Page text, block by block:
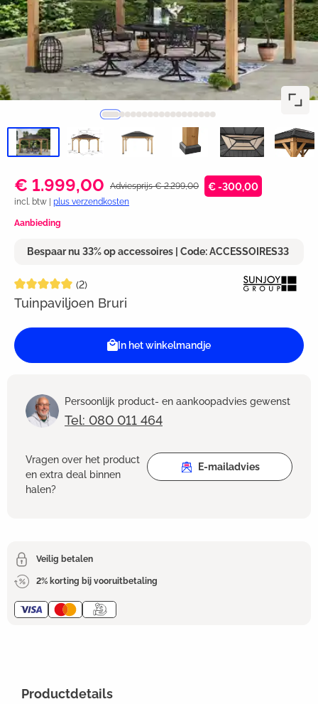
€ 1.999,00 Adviesprijs € 2.299,00 € -300,00
incl. btw | plus verzendkosten
Aanbieding
Bespaar nu 33% op accessoires | Code: ACCESSOIRES33
Gemiddelde waardering van 5 van 5 sterren
(2)
Tuinpaviljoen Bruri
In het winkelmandje
Persoonlijk product- en aankoopadvies gewenst
Tel: 080 011 464
Vragen over het product
en extra deal binnen
halen?
E-mailadvies
Veilig betalen
2% korting bij vooruitbetaling
Productdetails